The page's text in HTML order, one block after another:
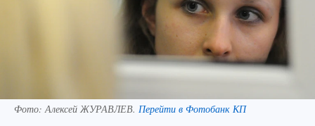
Фото: Алексей ЖУРАВЛЕВ. Перейти в Фотобанк КП